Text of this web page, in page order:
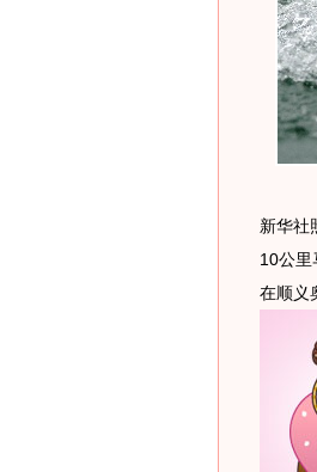
新华社
10公里
在顺义